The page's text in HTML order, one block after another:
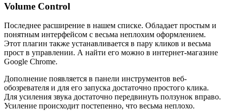
Volume Control
Последнее расширение в нашем списке. Обладает простым и
понятным интерфейсом с весьма неплохим оформлением.
Этот плагин также устанавливается в пару кликов и весьма
прост в управлении. А найти его можно в интернет-магазине
Google Chrome.
Дополнение появляется в панели инструментов веб-
обозревателя и для его запуска достаточно простого клика.
Для усиления звука достаточно передвинуть ползунок вправо.
Усиление происходит постепенно, что весьма неплохо.